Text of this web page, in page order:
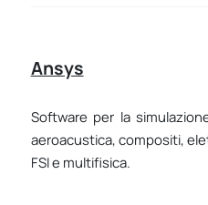
Ansys
Software per la
aeroacustica, compositi,
FSI e multifisica.